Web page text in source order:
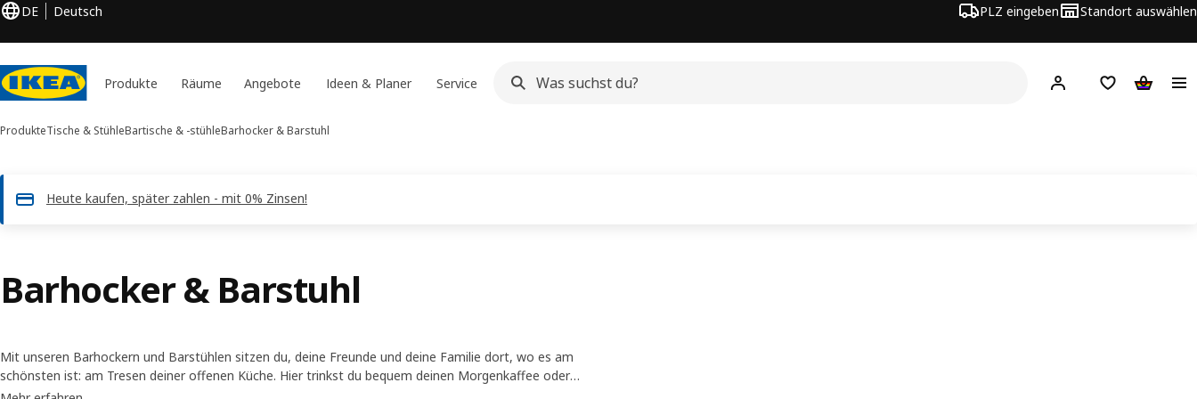
DE Deutsch PLZ eingeben Standort auswählen
Produkte Räume Angebote Ideen & Planer Service Hej! Hier einloggen
Merkzettel
ProdukteTische & StühleBartische & -stühleBarhocker & Barstuhl
Heute kaufen, später zahlen - mit 0% Zinsen!
Barhocker & Barstuhl
Mit unseren Barhockern und Barstühlen sitzen du, deine Freunde und deine Familie dort, wo es am
schönsten ist: am Tresen deiner offenen Küche. Hier trinkst du bequem deinen Morgenkaffee oder
deine Lieblingsmenschen nehmen Platz und ihr könnt euch bequem beim Kochen unterhalten.